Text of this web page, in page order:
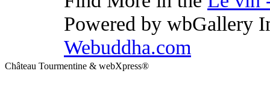
Powered by wbGallery
Webuddha.com
Château Tourmentine & webXpress®